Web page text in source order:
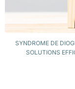
SYNDROME DE
SOLUTIONS